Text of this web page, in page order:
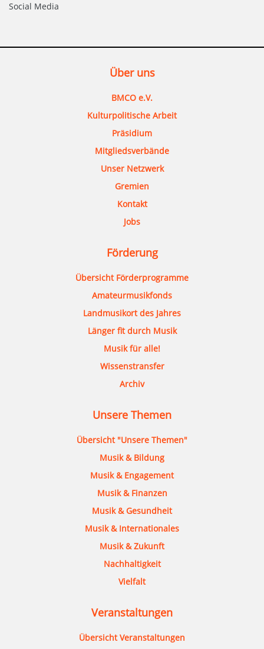
Social Media
Über uns
BMCO e.V.
Kulturpolitische Arbeit
Präsidium
Mitgliedsverbände
Unser Netzwerk
Gremien
Kontakt
Jobs
Förderung
Übersicht Förderprogramme
Amateurmusikfonds
Landmusikort des Jahres
Länger fit durch Musik
Musik für alle!
Wissenstransfer
Archiv
Unsere Themen
Übersicht "Unsere Themen"
Musik & Bildung
Musik & Engagement
Musik & Finanzen
Musik & Gesundheit
Musik & Internationales
Musik & Zukunft
Nachhaltigkeit
Vielfalt
Veranstaltungen
Übersicht Veranstaltungen